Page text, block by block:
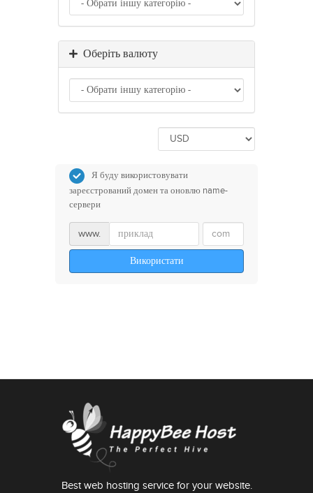
Оберіть валюту
Я буду використовувати
зареєстрований домен та оновлю name-
сервери
www.
Використати
Best web hosting service for your website.